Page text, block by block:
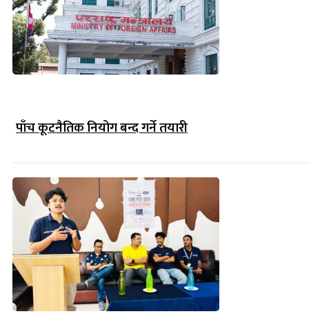
पाँच कूटनैतिक नियोग बन्द गर्ने तयारी